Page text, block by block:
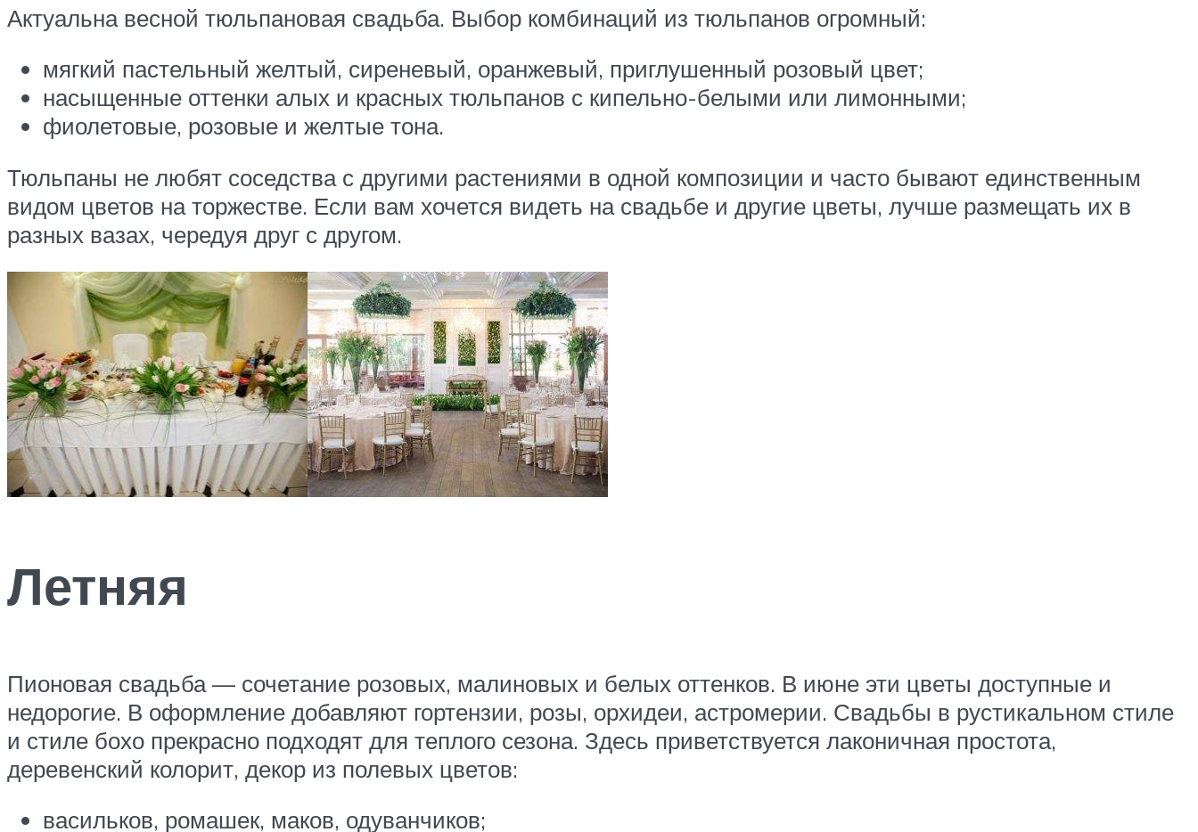
Актуальна весной тюльпановая свадьба. Выбор комбинаций из тюльпанов огромный:
мягкий пастельный желтый, сиреневый, оранжевый, приглушенный розовый цвет;
насыщенные оттенки алых и красных тюльпанов с кипельно-белыми или лимонными;
фиолетовые, розовые и желтые тона.
Тюльпаны не любят соседства с другими растениями в одной композиции и часто бывают единственным
видом цветов на торжестве. Если вам хочется видеть на свадьбе и другие цветы, лучше размещать их в
разных вазах, чередуя друг с другом.
Летняя
Пионовая свадьба — сочетание розовых, малиновых и белых оттенков. В июне эти цветы доступные и
недорогие. В оформление добавляют гортензии, розы, орхидеи, астромерии. Свадьбы в рустикальном стиле
и стиле бохо прекрасно подходят для теплого сезона. Здесь приветствуется лаконичная простота,
деревенский колорит, декор из полевых цветов:
васильков, ромашек, маков, одуванчиков;